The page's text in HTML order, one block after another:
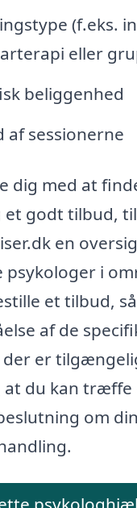
(f.eks.
eller
beliggenhed
af sessionerne
dig med at
et godt tilbud,
en
i
et tilbud,
af de
der er
at du kan træffe
om din